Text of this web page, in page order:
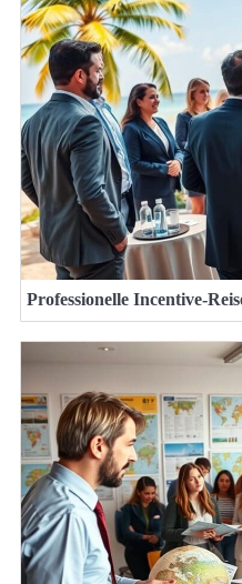
Professionelle Incentive-